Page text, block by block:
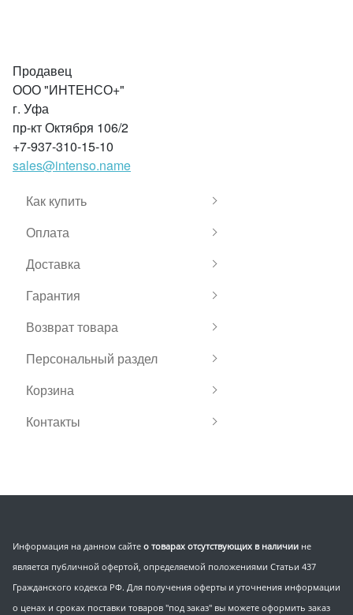
Продавец
ООО "ИНТЕНСО+"
г. Уфа
пр-кт Октября 106/2
+7-937-310-15-10
sales@intenso.name
Как купить
Оплата
Доставка
Гарантия
Возврат товара
Персональный раздел
Корзина
Контакты
Информация на данном сайте о товарах отсутствующих в наличии не
является публичной офертой, определяемой положениями Статьи 437
Гражданского кодекса РФ. Для получения оферты и уточнения информации
о ценах и сроках поставки товаров "под заказ" вы можете оформить заказ